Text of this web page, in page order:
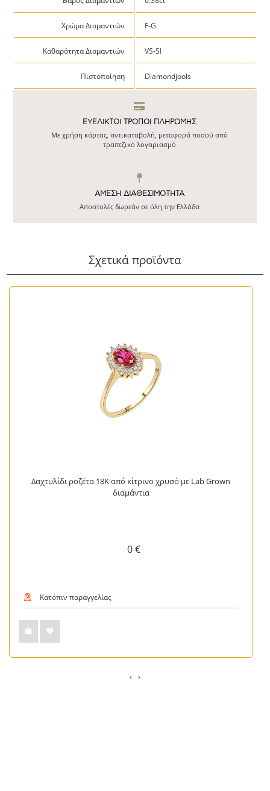
Χρώμα Διαμαντιών F-G
Καθαρότητα Διαμαντιών VS-SI
Πιστοποίηση Diamondjools
ΕΥΕΛΙΚΤΟΙ ΤΡΟΠΟΙ ΠΛΗΡΩΜΗΣ
Με χρήση κάρτας, αντικαταβολή, μεταφορά ποσού από
τραπεζικό λογαριασμό
ΆΜΕΣΗ ΔΙΑΘΕΣΙΜΌΤΗΤΑ
Αποστολές δωρεάν σε όλη την Ελλάδα
Σχετικά προϊόντα
Δαχτυλίδι ροζέτα 18Κ από κίτρινο χρυσό με Lab Grown
διαμάντια
0 €
Κατόπιν παραγγελίας
‹ ›